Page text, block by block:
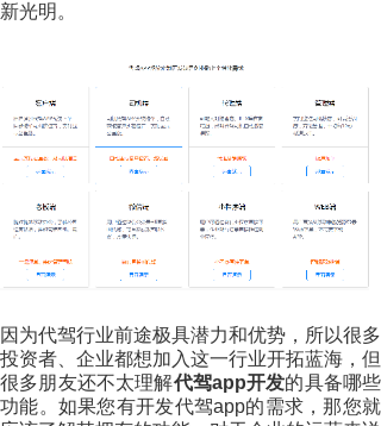
新光明。
因为代驾行业前途极具潜力和优势，所以很多
投资者、企业都想加入这一行业开拓蓝海，但
很多朋友还不太理解代驾app开发的具备哪些
功能。如果您有开发代驾app的需求，那您就